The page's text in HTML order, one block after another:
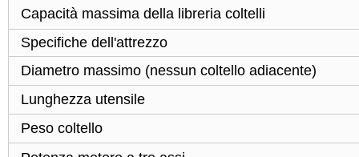
Capacità massima della libreria coltelli
Specifiche dell'attrezzo
Diametro massimo (nessun coltello adiacente)
Lunghezza utensile
Peso coltello